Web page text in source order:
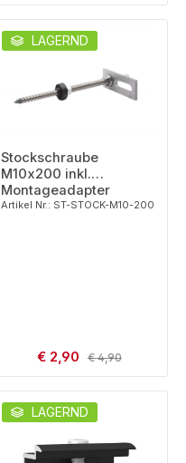
LAGERND
Stockschraube
M10x200 inkl.
Montageadapter
Artikel Nr.: ST-STOCK-M10-200
Verkaufspreis:
€ 2,90 Regulärer Preis:
€ 4,90
LAGERND